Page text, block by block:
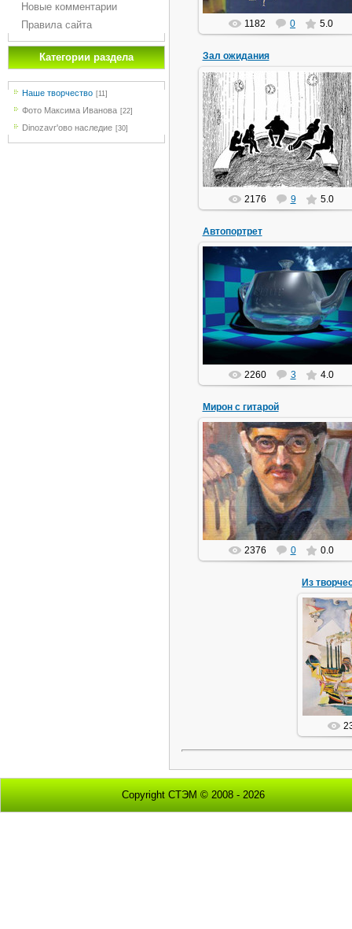
Новые комментарии
Правила сайта
Категории раздела
Наше творчество [11]
Фото Максима Иванова [22]
Dinozavr'ово наследие [30]
1182 0 5.0
Зал ожидания
14.02.2010
Автор В.Лешков
Olga
2176 9 5.0
Автопортрет
01.12.2008
Из коллекции Снура
snur
2260 3 4.0
Мирон с гитарой
28.07.2008
Неоконченный портрет маслом.
Автор... ну не помню!
miron
2376 0 0.0
Copyright СТЭМ © 2008 - 2026